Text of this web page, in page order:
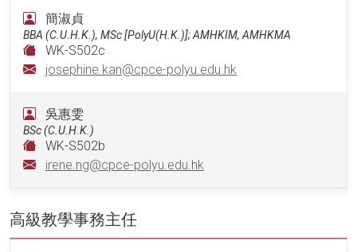
簡淑貞
BBA (C.U.H.K.), MSc [PolyU(H.K.)]; AMHKIM, AMHKMA
WK-S502c
josephine.kan@cpce-polyu.edu.hk
吳惠雯
BSc (C.U.H.K.)
WK-S502b
irene.ng@cpce-polyu.edu.hk
高級教學事務主任